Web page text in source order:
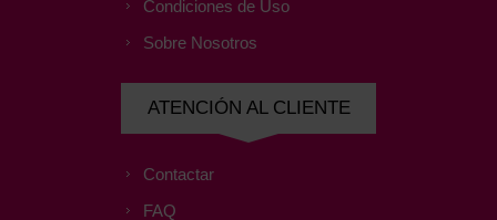
Condiciones de Uso
Sobre Nosotros
ATENCIÓN AL CLIENTE
Contactar
FAQ